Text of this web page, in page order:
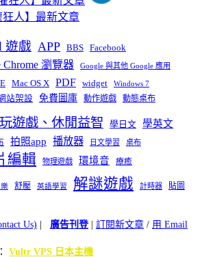
遊戲 APP BBS Facebook
Chrome 瀏覽器 Google 與其他 Google 應用
Mac OS X PDF widget Windows 7
站架設 免費圖庫 動作遊戲 動態桌布
遊戲、休閒益智 學日文 學英文
拍照app 播放器 日文學習 桌布
編輯 物理遊戲 環境音 療癒
舒壓 英語學習 解謎遊戲 計時器
貼圖
Us) | 廣告刊登| 訂閱新文章 / 用 Email
Vultr VPS 日本主機